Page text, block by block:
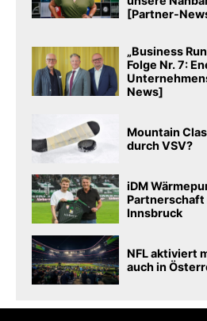
[Partner-
„Business
Folge Nr. 7:
News]
Mountain
durch VSV?
iDM
Partnerschaft
Innsbruck
NFL aktiviert
auch in